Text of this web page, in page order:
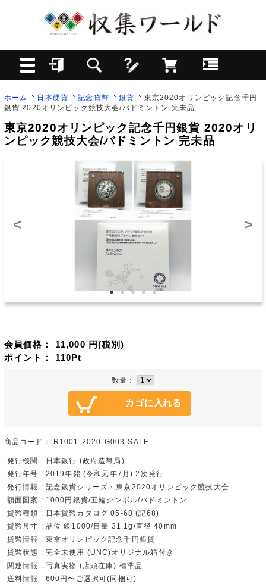
ホーム 日本硬貨 記念貨幣 銀貨
東京2020オリンピック記念千円
銀貨 2020オリンピック競技大会/バドミントン 完未品
東京2020オリンピック記念千円銀貨 2020オリ
ンピック競技大会/バドミントン 完未品
< >
会員価格： 11,000 円(税別)
ポイント： 110Pt
数量：
商品コード： R1001-2020-G003-SALE
発行機関 : 日本銀行 (政府造幣局)
発行年号 : 2019年銘 (令和元年7月) 2次発行
発行情報 : 記念銀貨シリーズ・東京2020オリンピック競技大会
額面図案 : 1000円銀貨/五輪シンボル/バドミントン
貨幣種類 : 日本貨幣カタログ 05-68 (記68)
貨幣尺寸 : 品位 銀1000/目量 31.1g/直径 40mm
貨幣情報 : 東京オリンピック記念千円銀貨
貨幣状態 : 完全未使用 (UNC)オリジナル箱付き
関連情報 : 写真実物 (店頭在庫) 標準品
送料情報 : 600円〜ご選択可(同梱可)